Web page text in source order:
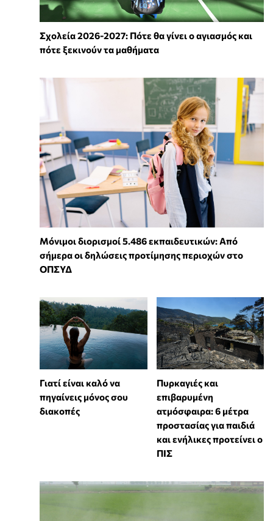
Σχολεία 2026-2027: Πότε θα γίνει ο αγιασμός και
πότε ξεκινούν τα μαθήματα
Μόνιμοι διορισμοί 5.486 εκπαιδευτικών: Από
σήμερα οι δηλώσεις προτίμησης περιοχών στο
ΟΠΣΥΔ
Γιατί είναι καλό να
πηγαίνεις μόνος σου
διακοπές
Πυρκαγιές και
επιβαρυμένη
ατμόσφαιρα: 6 μέτρα
προστασίας για παιδιά
και ενήλικες προτείνει ο
ΠΙΣ